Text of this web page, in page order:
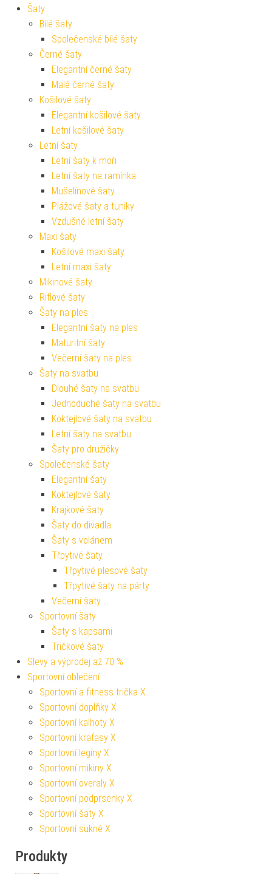
Šaty
Bílé šaty
Společenské bílé šaty
Černé šaty
Elegantní černé šaty
Malé černé šaty
Košilové šaty
Elegantní košilové šaty
Letní košilové šaty
Letní šaty
Letní šaty k moři
Letní šaty na ramínka
Mušelínové šaty
Plážové šaty a tuniky
Vzdušné letní šaty
Maxi šaty
Košilové maxi šaty
Letní maxi šaty
Mikinové šaty
Riflové šaty
Šaty na ples
Elegantní šaty na ples
Maturitní šaty
Večerní šaty na ples
Šaty na svatbu
Dlouhé šaty na svatbu
Jednoduché šaty na svatbu
Koktejlové šaty na svatbu
Letní šaty na svatbu
Šaty pro družičky
Společenské šaty
Elegantní šaty
Koktejlové šaty
Krajkové šaty
Šaty do divadla
Šaty s volánem
Třpytivé šaty
Třpytivé plesové šaty
Třpytivé šaty na párty
Večerní šaty
Sportovní šaty
Šaty s kapsami
Tričkové šaty
Slevy a výprodej až 70 %
Sportovní oblečení
Sportovní a fitness trička X
Sportovní doplňky X
Sportovní kalhoty X
Sportovní kraťasy X
Sportovní legíny X
Sportovní mikiny X
Sportovní overaly X
Sportovní podprsenky X
Sportovní šaty X
Sportovní sukně X
Produkty